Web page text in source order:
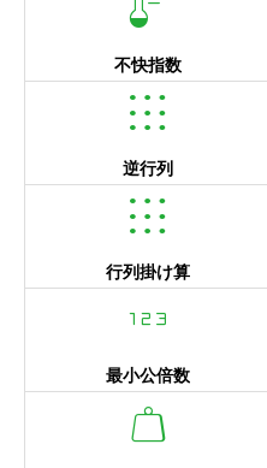
不快指数
apps
逆行列
apps
行列掛け算
123
最小公倍数
weight